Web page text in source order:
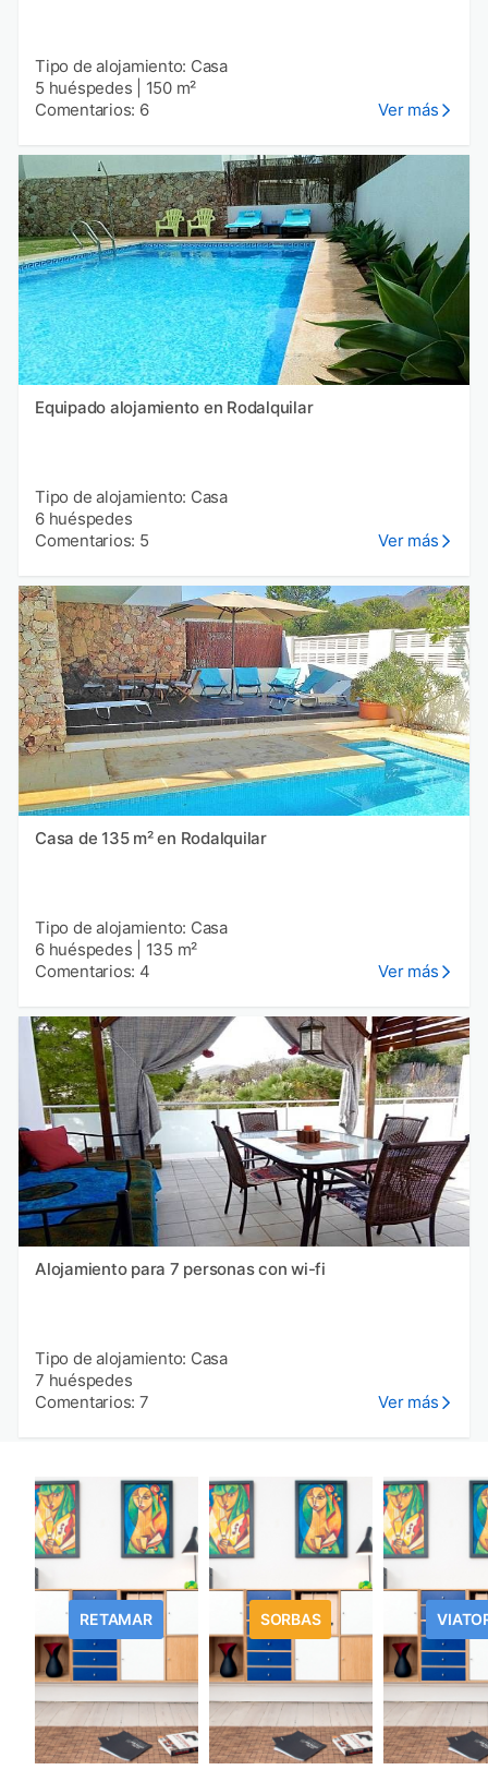
Tipo de alojamiento: Casa
5 huéspedes
150 m²
Comentarios: 6
Ver más
Equipado alojamiento en Rodalquilar
Tipo de alojamiento: Casa
6 huéspedes
Comentarios: 5
Ver más
Casa de 135 m² en Rodalquilar
Tipo de alojamiento: Casa
6 huéspedes
135 m²
Comentarios: 4
Ver más
Alojamiento para 7 personas con wi-fi
Tipo de alojamiento: Casa
7 huéspedes
Comentarios: 7
Ver más
RETAMAR SORBAS